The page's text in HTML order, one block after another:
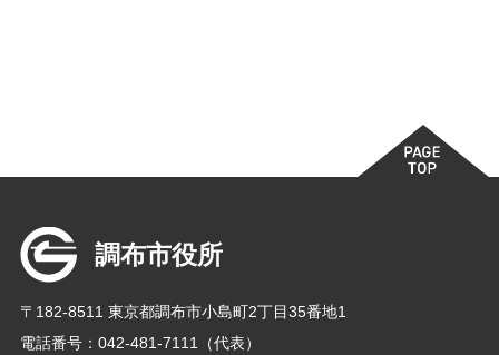
調布市役所
〒182-8511 東京都調布市小島町2丁目35番地1
電話番号：042-481-7111（代表）